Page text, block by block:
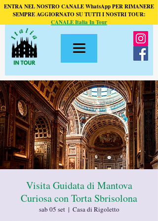
ENTRA NEL NOSTRO CANALE WhatsApp PER RIMANERE
SEMPRE AGGIORNATO SU TUTTI I NOSTRI TOUR:
CANALE Italia In Tour
Visita Guidata di Mantova
Curiosa con Torta Sbrisolona
sab 05 set
  |
Casa di Rigoletto